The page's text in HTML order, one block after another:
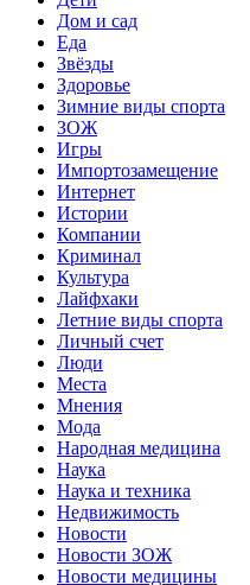
Дом и сад
Еда
Звёзды
Здоровье
Зимние виды спорта
ЗОЖ
Игры
Импортозамещение
Интернет
Истории
Компании
Криминал
Культура
Лайфхаки
Летние виды спорта
Личный счет
Люди
Места
Мнения
Мода
Народная медицина
Наука
Наука и техника
Недвижимость
Новости
Новости ЗОЖ
Новости медицины